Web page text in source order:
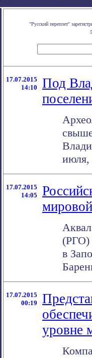
"Русский переплет"
17.07.2015
14:10
Под
июля,
17.07.2015
14:05
(РГО)
в
17.07.2015
00:19
уровне